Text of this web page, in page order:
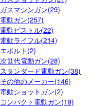
ガスマシンガン(29)
電動ガン(257)
電動ピストル(22)
電動ライフル(214)
エボルト(2)
次世代電動ガン(28)
スタンダード電動ガン(38)
その他のメーカー(146)
電動ショットガン(2)
コンパクト電動ガン(19)